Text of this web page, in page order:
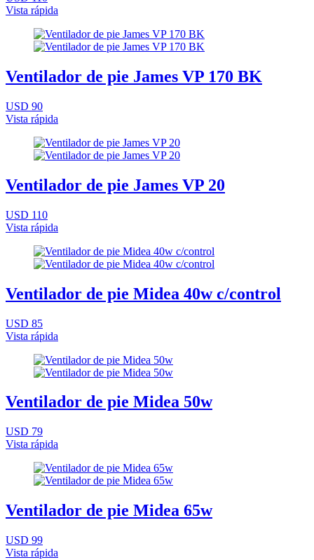
Vista rápida
Ventilador de pie James VP 170 BK
USD 90
Vista rápida
Ventilador de pie James VP 20
USD 110
Vista rápida
Ventilador de pie Midea 40w c/control
USD 85
Vista rápida
Ventilador de pie Midea 50w
USD 79
Vista rápida
Ventilador de pie Midea 65w
USD 99
Vista rápida